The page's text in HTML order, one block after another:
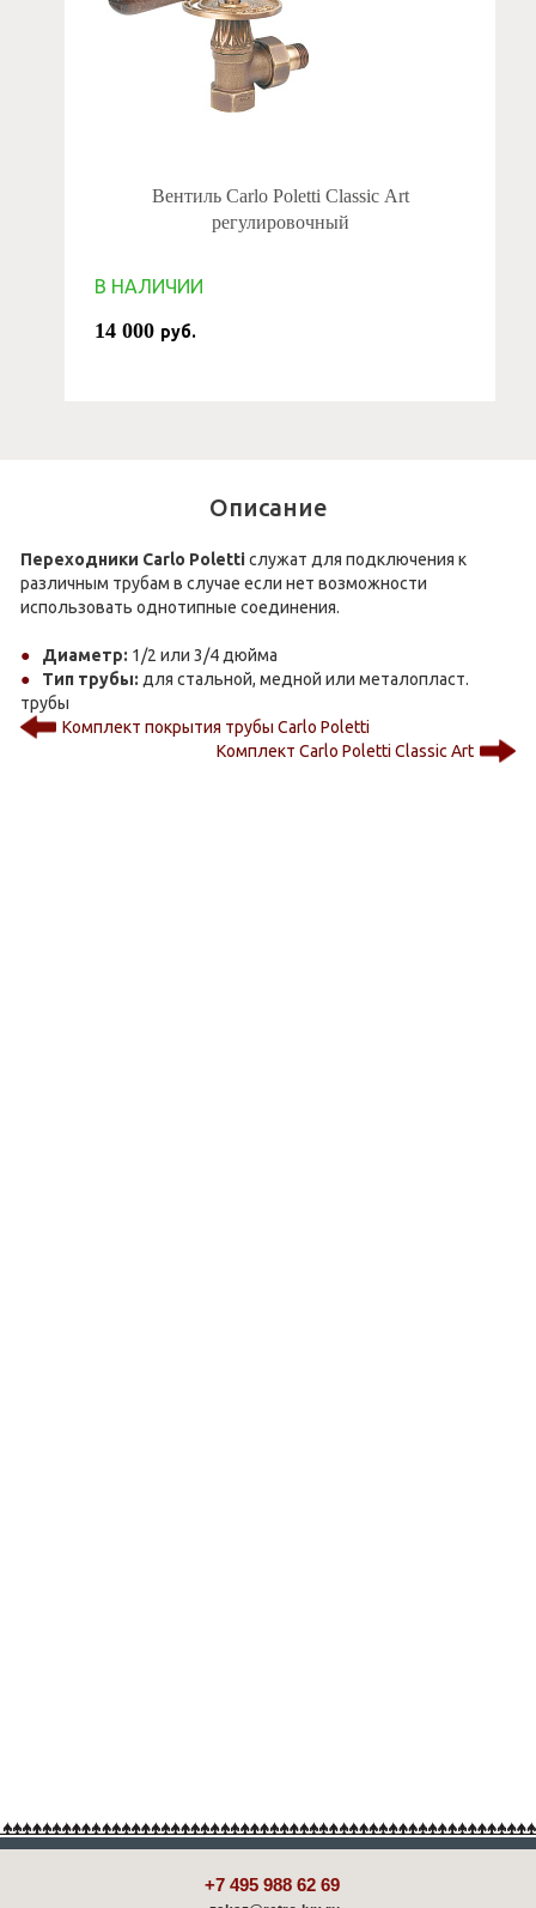
Вентиль Carlo Poletti Classic Art
регулировочный
В НАЛИЧИИ
14 000 руб.
Описание
Переходники Carlo Polettiслужат для подключения к
различным трубам в случае если нет возможности
использовать однотипные соединения.
Диаметр: 1/2 или 3/4 дюйма
Тип трубы: для стальной, медной или металопласт.
трубы
Комплект покрытия трубы Carlo Poletti
Комплект Carlo Poletti Classic Art
+7 495 988 62 69